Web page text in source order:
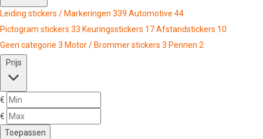
Leiding stickers / Markeringen 339 Automotive 44
Pictogram stickers 33 Keuringsstickers 17Afstandstickers 10
Geen categorie 3 Motor / Brommer stickers 3 Pennen 2
Prijs
€
€
Toepassen